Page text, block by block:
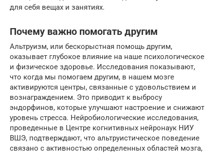
для себя вещах и занятиях.
Почему важно помогать другим
Альтруизм, или бескорыстная помощь другим,
оказывает глубокое влияние на наше психологическое
и физическое здоровье. Исследования показывают,
что когда мы помогаем другим, в нашем мозге
активируются центры, связанные с удовольствием и
вознаграждением. Это приводит к выбросу
эндорфинов, которые улучшают настроение и снижают
уровень стресса. Нейробиологические исследования,
проведенные в Центре когнитивных нейронаук НИУ
ВШЭ, подтверждают, что альтруистическое поведение
связано с активностью определенных областей мозга,